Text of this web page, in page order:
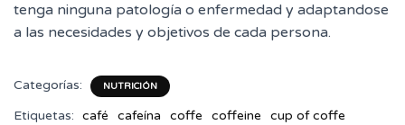
tenga ninguna patología o enfermedad y adaptandose
a las necesidades y objetivos de cada persona.
Categorías: NUTRICIÓN
Etiquetas: café cafeína coffe coffeine
cup of coffe